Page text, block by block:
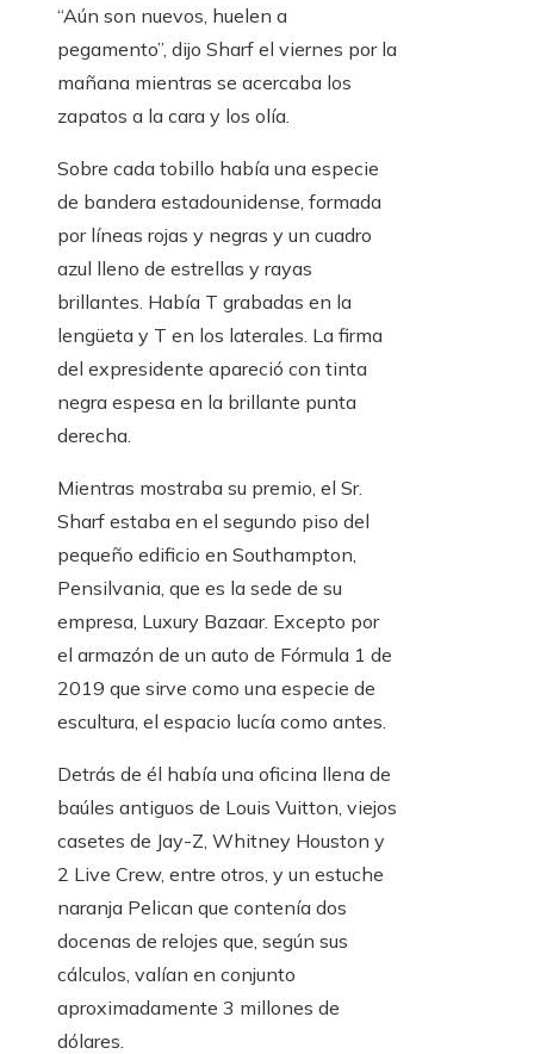
“Aún son nuevos, huelen a
pegamento”, dijo Sharf el viernes por la
mañana mientras se acercaba los
zapatos a la cara y los olía.
Sobre cada tobillo había una especie
de bandera estadounidense, formada
por líneas rojas y negras y un cuadro
azul lleno de estrellas y rayas
brillantes. Había T grabadas en la
lengüeta y T en los laterales. La firma
del expresidente apareció con tinta
negra espesa en la brillante punta
derecha.
Mientras mostraba su premio, el Sr.
Sharf estaba en el segundo piso del
pequeño edificio en Southampton,
Pensilvania, que es la sede de su
empresa, Luxury Bazaar. Excepto por
el armazón de un auto de Fórmula 1 de
2019 que sirve como una especie de
escultura, el espacio lucía como antes.
Detrás de él había una oficina llena de
baúles antiguos de Louis Vuitton, viejos
casetes de Jay-Z, Whitney Houston y
2 Live Crew, entre otros, y un estuche
naranja Pelican que contenía dos
docenas de relojes que, según sus
cálculos, valían en conjunto
aproximadamente 3 millones de
dólares.